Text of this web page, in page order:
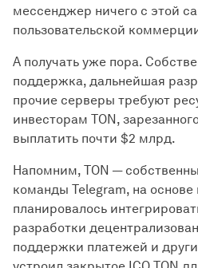
мессенджер ничего с этой
пользовательской
А получать уже пора.
поддержка, дальнейшая
прочие серверы требуют
инвесторам TON,
выплатить почти $2 млрд.
Напомним, TON —
команды Telegram, на
планировалось
разработки
поддержки платежей и